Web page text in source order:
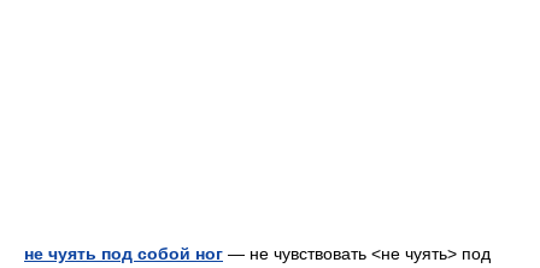
не чуять под собой ног — не чувствовать <не чуять> под